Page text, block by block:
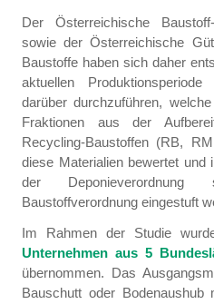
Der Österreichische
sowie der Österreichische
Baustoffe haben sich daher
aktuellen
darüber durchzuführen,
Fraktionen aus der
Recycling-Baustoffen (RB,
diese Materialien bewertet
der
Baustoffverordnung eingestuft
Im Rahmen der Studie
Unternehmen aus 5
übernommen. Das
Bauschutt oder